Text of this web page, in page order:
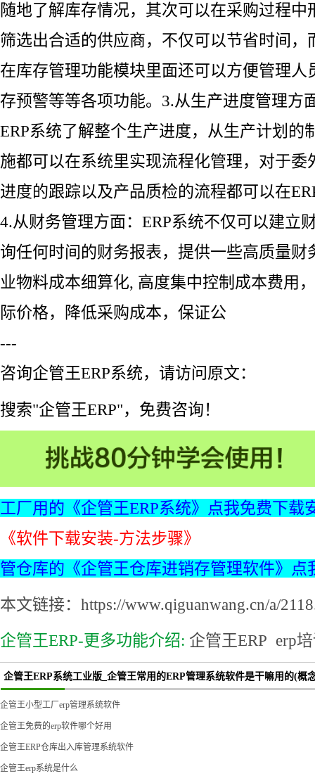
随地了解库存情况，其次可以在采购过程中
筛选出合适的供应商，不仅可以节省时间，
在库存管理功能模块里面还可以方便管理人
存预警等等各项功能。3.从生产进度管理方
ERP系统了解整个生产进度，从生产计划的
施都可以在系统里实现流程化管理，对于委
进度的跟踪以及产品质检的流程都可以在
4.从财务管理方面：ERP系统不仅可以建立
询任何时间的财务报表，提供一些高质量财
业物料成本细算化, 高度集中控制成本费用
际价格，降低采购成本，保证公
---
咨询企管王ERP系统，请访问原文：
搜索"企管王ERP"，免费咨询！
工厂用的《企管王ERP系统》点我免费下载
《软件下载安装-方法步骤》
管仓库的《企管王仓库进销存管理软件》点
本文链接：https://www.qiguanwang.cn/a/
企管王ERP-更多功能介绍: 企管王ERP erp
企管王ERP系统工业版_企管王常用的ERP管理系统软件是干嘛用的(概
企管王小型工厂erp管理系统软件
企管王免费的erp软件哪个好用
企管王ERP仓库出入库管理系统软件
企管王erp系统是什么